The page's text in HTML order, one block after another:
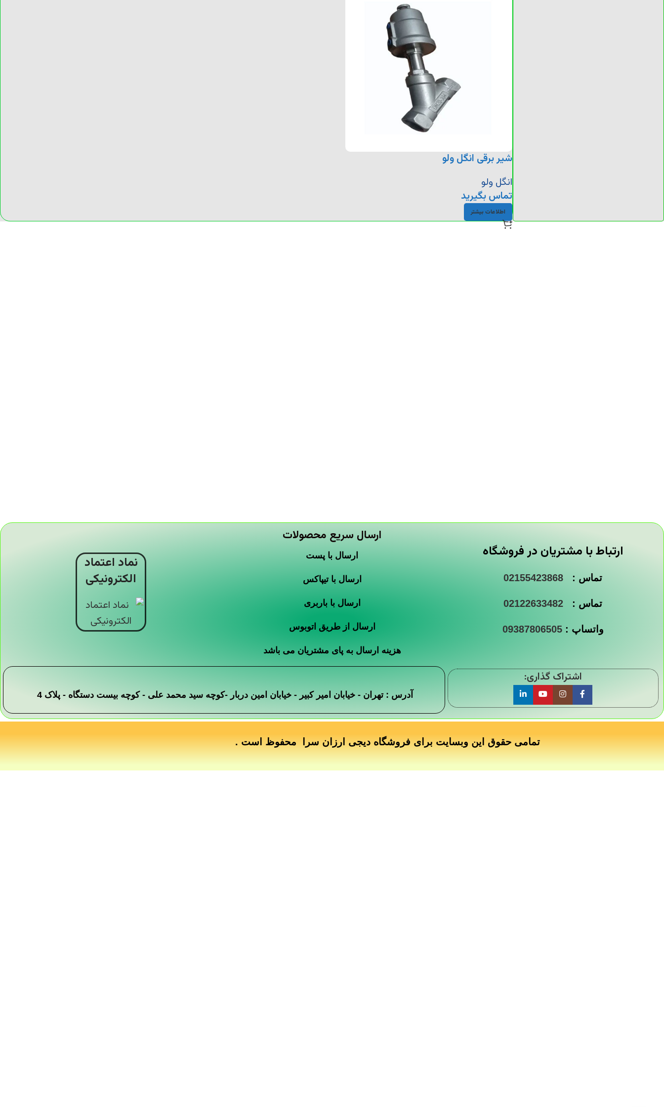
شیر برقی انگل ولو
انگل ولو
تماس بگیرید
اطلاعات بیشتر
ارتباط با مشتریان در فروشگاه
تماس : 02155423868
تماس : 02122633482
واتساپ :09387806505
ارسال سریع محصولات
ارسال با پست
ارسال با تیپاکس
ارسال با باربری
ارسال از طریق اتوبوس
هزینه ارسال به پای مشتریان می باشد
نماد اعتماد
الکترونیکی
اشتراک گذاری:
آدرس : تهران - خیابان امیر کبیر - خیابان امین دربار -کوچه سید محمد علی - کوچه بیست دستگاه - پلاک 4
تمامی حقوق این وبسایت برای فروشگاه دیجی ارزان سرا محفوظ است .